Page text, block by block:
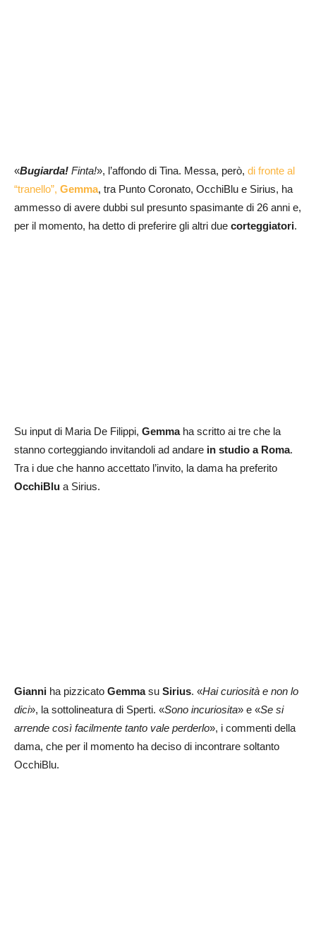
«Bugiarda! Finta!», l’affondo di Tina. Messa, però, di fronte al
“tranello”, Gemma, tra Punto Coronato, OcchiBlu e Sirius, ha
ammesso di avere dubbi sul presunto spasimante di 26 anni e,
per il momento, ha detto di preferire gli altri due corteggiatori.
Su input di Maria De Filippi, Gemmaha scritto ai tre che la
stanno corteggiando invitandoli ad andare in studio a Roma.
Tra i due che hanno accettato l’invito, la dama ha preferito
OcchiBlu a Sirius.
Gianni ha pizzicato Gemmasu Sirius. «Hai curiosità e non lo
dici», la sottolineatura di Sperti. «Sono incuriosita» e «Se si
arrende così facilmente tanto vale perderlo», i commenti della
dama, che per il momento ha deciso di incontrare soltanto
OcchiBlu.